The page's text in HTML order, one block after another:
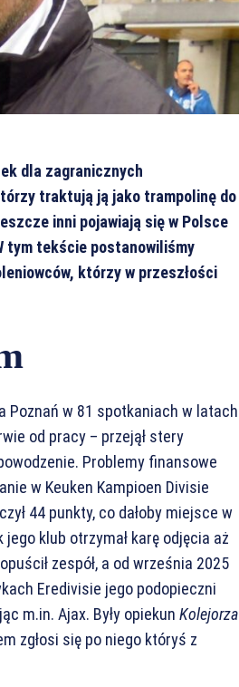
dla zagranicznych
traktują ją jako trampolinę do
inni pojawiają się w Polsce
tym tekście postanowiliśmy
którzy w przeszłości
Poznań w 81 spotkaniach w latach
od pracy – przejął stery
Problemy finansowe
w Keuken Kampioen Divisie
44 punkty, co dałoby miejsce w
klub otrzymał karę odjęcia aż
zespół, a od września 2025
Eredivisie jego podopieczni
m.in. Ajax. Były opiekun Kolejorza
zgłosi się po niego któryś z